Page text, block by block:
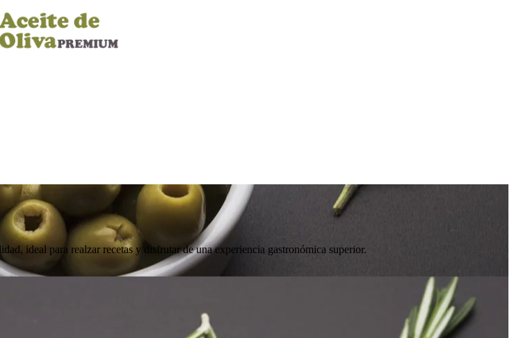
ideal para realzar recetas y disfrutar de una experiencia gastronómica superior.